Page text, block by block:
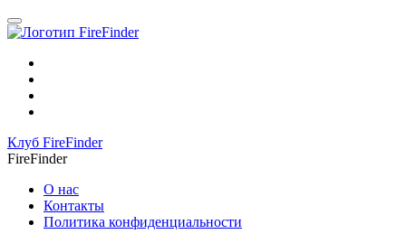
FireFinder
Клуб FireFinder
FireFinder
О нас
Контакты
Политика конфиденциальности